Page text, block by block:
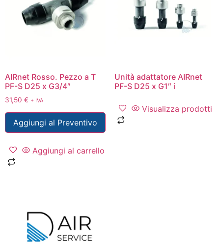
AIRnet Rosso. Pezzo a T
PF-S D25 x G3/4″
31,50 € + IVA
Aggiungi al Preventivo
Aggiungi al carrello
Unità adattatore AIRnet
PF-S D25 x G1″ i
Visualizza prodotti